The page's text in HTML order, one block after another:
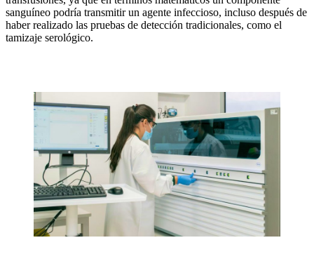
sanguíneo podría transmitir un agente infeccioso, incluso después de
haber realizado las pruebas de detección tradicionales, como el
tamizaje serológico.